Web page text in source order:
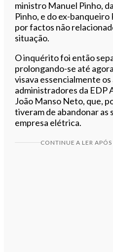
ministro Manuel Pinho,
Pinho, e do ex-banqueiro
por factos não
situação.
O inquérito foi então
prolongando-se até
visava essencialmente
administradores da EDP
João Manso Neto, que,
tiveram de abandonar as
empresa elétrica.
CONTINUE A LER